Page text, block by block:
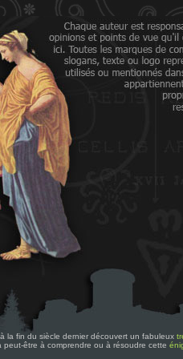
la fin du siècle dernier découvert un fabuleux
peut-être à comprendre ou à résoudre cette